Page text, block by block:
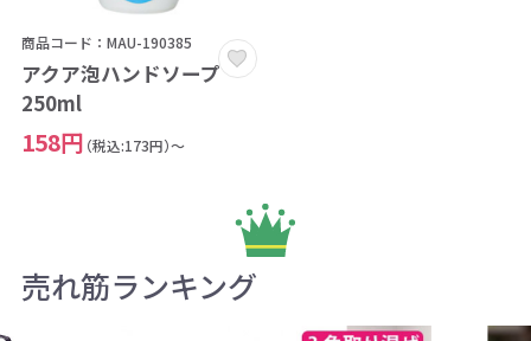
商品コード：MAU-190385
アクア泡ハンドソープ
250ml
158円 （税込:173円）～
売れ筋ランキング